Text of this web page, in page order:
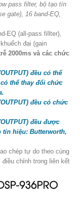
pass filter, bộ tạo tín
gate), 16 band-EQ,
EQ (all-pass fillter),
đại (gain
2000ms và các chức
đều có thể
thể thay đổi chức
đều có chức
đều được
tín hiệu: Butterworth,
chép tự do theo cùng
chỉnh trong liên kết